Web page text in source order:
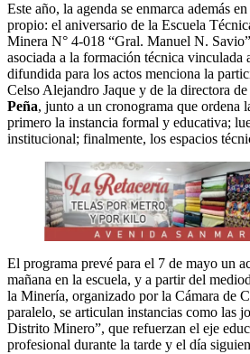
Este año, la agenda se enmarca además
propio: el aniversario de la Escuela
Minera N° 4-018 “Gral. Manuel N.
asociada a la formación técnica vinculada
difundida para los actos menciona la
Celso Alejandro Jaque y de la directora
Peña, junto a un cronograma que ordena
primero la instancia formal y educativa;
institucional; finalmente, los espacios
El programa prevé para el 7 de mayo un
mañana en la escuela, y a partir del
la Minería, organizado por la Cámara de
paralelo, se articulan instancias como las
Distrito Minero”, que refuerzan el eje
profesional durante la tarde y el día